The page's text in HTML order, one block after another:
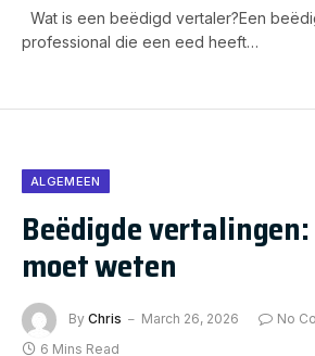
Wat is een beëdigd vertaler?Een
professional die een eed heeft…
ALGEMEEN
Beëdigde
moet weten
By Chris March 26, 2026
No
6 Mins Read